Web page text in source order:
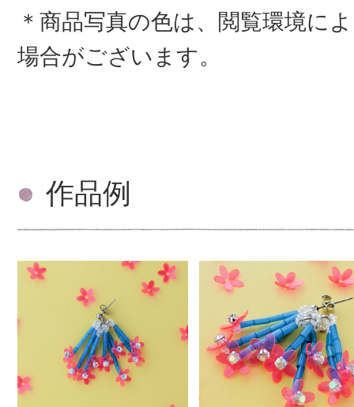
＊商品写真の色は、閲覧環境に
場合がございます。
作品例